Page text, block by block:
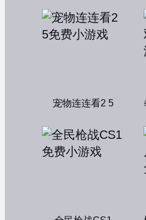
宠物连连看2 5